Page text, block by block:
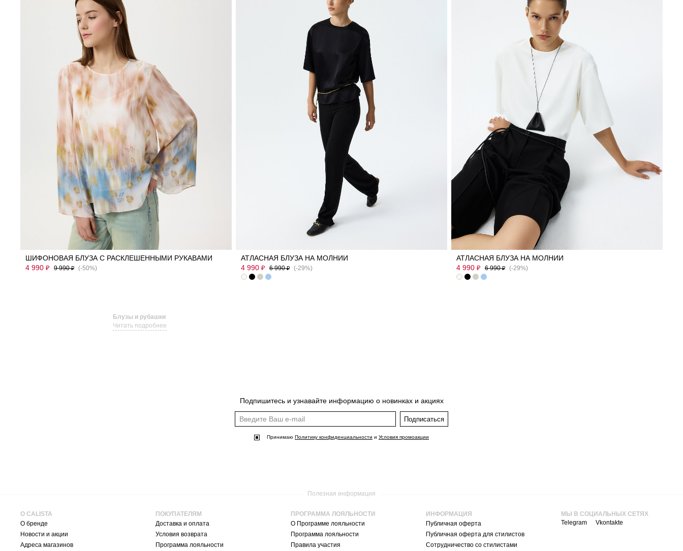
42 44 46 48 50
ШИФОНОВАЯ БЛУЗА С РАСКЛЕШЕННЫМИ РУКАВАМИ
4 990 ₽ 9 990₽ (-50%)
42
АТЛАСНАЯ БЛУЗА НА МОЛНИИ
4 990 ₽ 6 990₽ (-29%)
40
АТЛАСНАЯ БЛУЗА НА МОЛНИИ
4 990 ₽ 6 990₽ (-29%)
Блузы и рубашки
Читать подробнее
Подпишитесь и узнавайте информацию о новинках и акциях
Подписаться
Принимаю Политику конфиденциальности и Условия промоакции
Полезная информация
МЫ В СОЦИАЛЬНЫХ СЕТЯХ
Telegram
Vkontakte
О CALISTA
О бренде
Новости и акции
Адреса магазинов
ПОКУПАТЕЛЯМ
Доставка и оплата
Условия возврата
Программа лояльности
ПРОГРАММА ЛОЯЛЬНОСТИ
О Программе лояльности
Программа лояльности
Правила участия
ИНФОРМАЦИЯ
Публичная оферта
Публичная оферта для стилистов
Сотрудничество со стилистами